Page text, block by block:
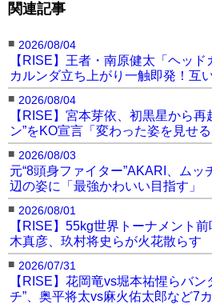
ァイト”。昨年6月に芦澤竜
誠を初回KO、今年5月には
初のMMAで三浦孝太を1R
試合は全てKO勝利している
っても負けてもKO勝負を繰り
子”。今年3月にもタリソン
イラと計6度のダウンを奪い
を見せた。
関連記事
■ 2026/08/04
【RISE】王者・南原健太「ヘッド
カルンダ立ち上がり一触即発！互
■ 2026/08/04
【RISE】宮本芽依、初黒星から再
ン”をKO宣言「変わった姿を見せる
■ 2026/08/03
元“8頭身ファイター”AKARI、ム
辺の姿に「最強かわいい目指す」
■ 2026/08/01
【RISE】55kg世界トーナメント
木真彦、玖村将史らが火花散らす
■ 2026/07/31
【RISE】花岡竜vs堀本祐惺らバン
チ”、奥平将太vs麻火佑太郎など7